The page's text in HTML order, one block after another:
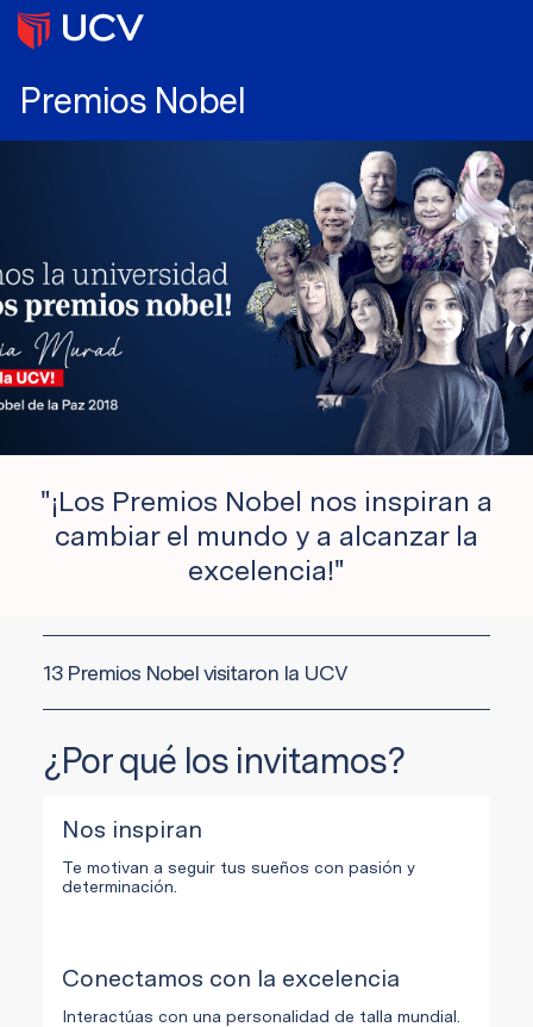
Premios Nobel
"¡Los Premios Nobel nos inspiran a
cambiar el mundo y a alcanzar la
excelencia!"
13 Premios Nobel visitaron la UCV
¿Por qué los invitamos?
Nos inspiran
Te motivan a seguir tus sueños con pasión y
determinación.
Conectamos con la excelencia
Interactúas con una personalidad de talla mundial.